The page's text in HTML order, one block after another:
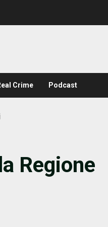
Crime Podcast
Regione